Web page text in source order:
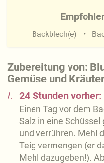
Zubereitung von:
Gemüse und
1. 24 Stunden
Einen Tag vor dem
Salz in eine
und verrühren. Mehl
Teig vermengen (er
Mehl dazugeben!).
Backblech(e)